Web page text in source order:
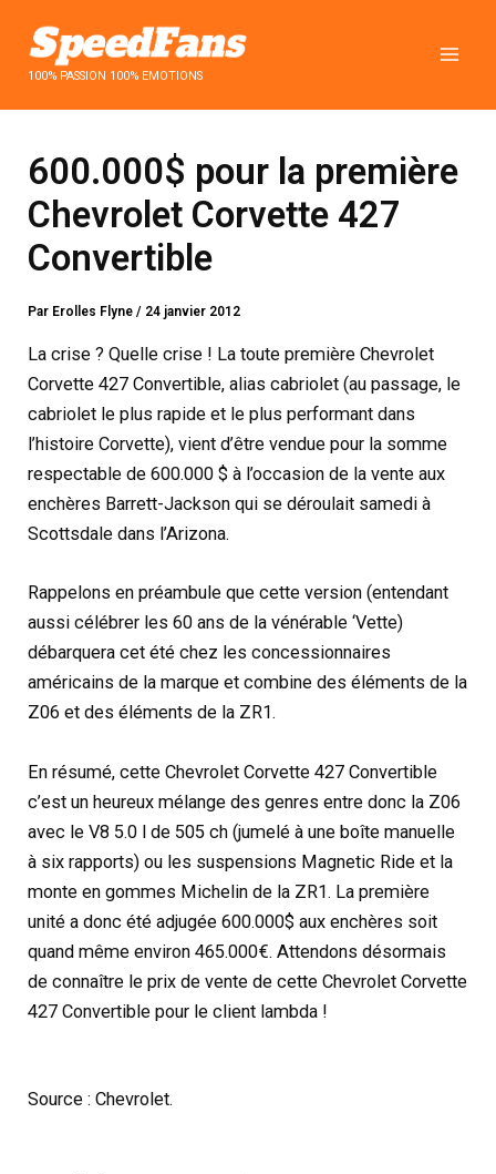
contenu100% PASSION 100% EMOTIONS
600.000$ pour la première
Chevrolet Corvette 427
Convertible
Par Erolles Flyne/ 24 janvier 2012
La crise ? Quelle crise ! La toute première Chevrolet
Corvette 427 Convertible, alias cabriolet (au passage, le
cabriolet le plus rapide et le plus performant dans
l’histoire Corvette), vient d’être vendue pour la somme
respectable de 600.000 $ à l’occasion de la vente aux
enchères Barrett-Jackson qui se déroulait samedi à
Scottsdale dans l’Arizona.
Rappelons en préambule que cette version (entendant
aussi célébrer les 60 ans de la vénérable ‘Vette)
débarquera cet été chez les concessionnaires
américains de la marque et combine des éléments de la
Z06 et des éléments de la ZR1.
En résumé, cette Chevrolet Corvette 427 Convertible
c’est un heureux mélange des genres entre donc la Z06
avec le V8 5.0 l de 505 ch (jumelé à une boîte manuelle
à six rapports) ou les suspensions Magnetic Ride et la
monte en gommes Michelin de la ZR1. La première
unité a donc été adjugée 600.000$ aux enchères soit
quand même environ 465.000€. Attendons désormais
de connaître le prix de vente de cette Chevrolet Corvette
427 Convertible pour le client lambda !
Source : Chevrolet.